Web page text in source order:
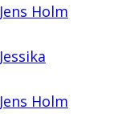
Jens Holm
Jessika
Jens Holm